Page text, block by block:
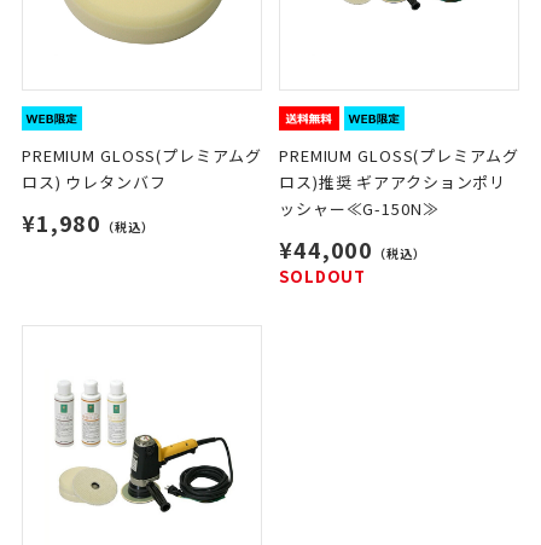
PREMIUM GLOSS(プレミアムグ
ロス) ウレタンバフ
¥1,980 （税込）
PREMIUM GLOSS(プレミアムグ
ロス)推奨 ギアアクションポリ
ッシャー≪G-150N≫
¥44,000 （税込）
SOLDOUT